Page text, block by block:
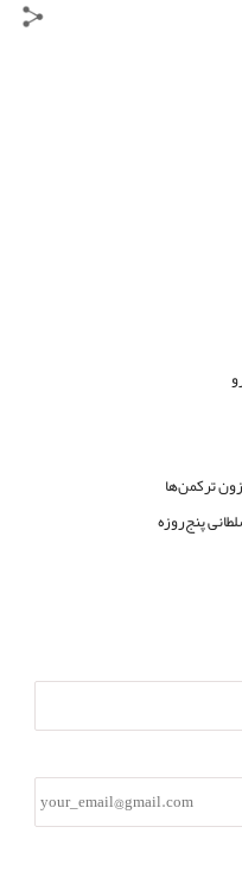
ترکمن‌ها
پنج‌روزه